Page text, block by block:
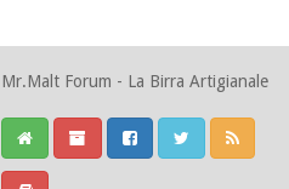
Mr.Malt Forum - La Birra Artigianale